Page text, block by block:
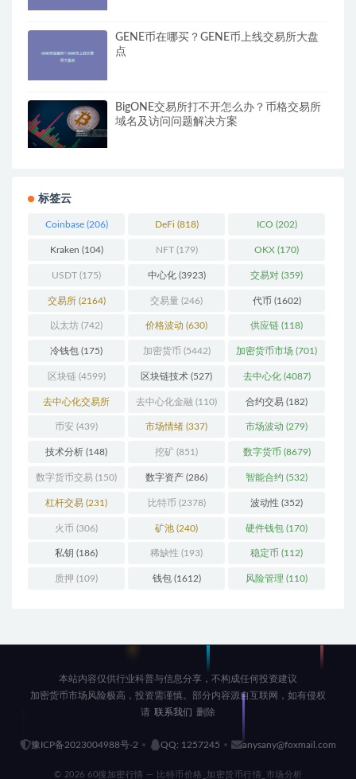
GENE币在哪买？GENE币上线交易所大盘
点
BigONE交易所打不开怎么办？币格交易所
域名及访问问题解决方案
标签云
Coinbase(206) DeFi (818) ICO (202)
Kraken (104) NFT(179) OKX (170)
USDT (175) 中心化(3923) 交易对 (359)
交易所(2164) 交易量 (246) 代币 (1602)
以太坊 (742) 价格波动 (630) 供应链 (118)
冷钱包 (175) 加密货币 (5442) 加密货币市场 (701)
区块链(4599) 区块链技术 (527) 去中心化(4087)
去中心化交易所
(196)
去中心化金融 (110) 合约交易 (182)
币安 (439) 市场情绪 (337) 市场波动 (279)
技术分析 (148) 挖矿 (851) 数字货币 (8679)
数字货币交易 (150) 数字资产 (286) 智能合约 (532)
杠杆交易 (231) 比特币 (2378) 波动性 (352)
火币 (306) 矿池 (240) 硬件钱包 (170)
私钥 (186) 稀缺性 (193) 稳定币 (112)
质押 (109) 钱包(1612) 风险管理 (110)
本站内容仅供行业科普与信息分享，不构成任何投资建议
加密货币市场风险极高，投资需谨慎。部分内容源自互联网，如有侵权
请 联系我们 删除
豫ICP备2023004988号-2 QQ: 1257245 anysany@foxmail.com
© 2026 60搜加密行情 — 比特币价格_加密货币行情_市场分析